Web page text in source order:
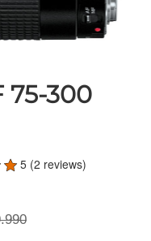
75-300
5 (2 reviews)